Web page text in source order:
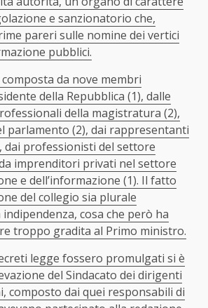
e sanzionatorio che,
pareri sulle nomine dei vertici
pubblici.
da nove membri
della Repubblica (1), dalle
della magistratura (2),
parlamento (2), dai rappresentanti
dai professionisti del settore
imprenditori privati nel settore
e dell’informazione (1). Il fatto
del collegio sia plurale
cosa che però ha
troppo gradita al Primo ministro.
legge fossero promulgati si è
del Sindacato dei dirigenti
composto dai quei responsabili di